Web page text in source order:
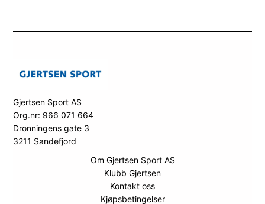
Gjertsen Sport AS
Org.nr: 966 071 664
Dronningens gate 3
3211 Sandefjord
Om Gjertsen Sport AS
Klubb Gjertsen
Kontakt oss
Kjøpsbetingelser